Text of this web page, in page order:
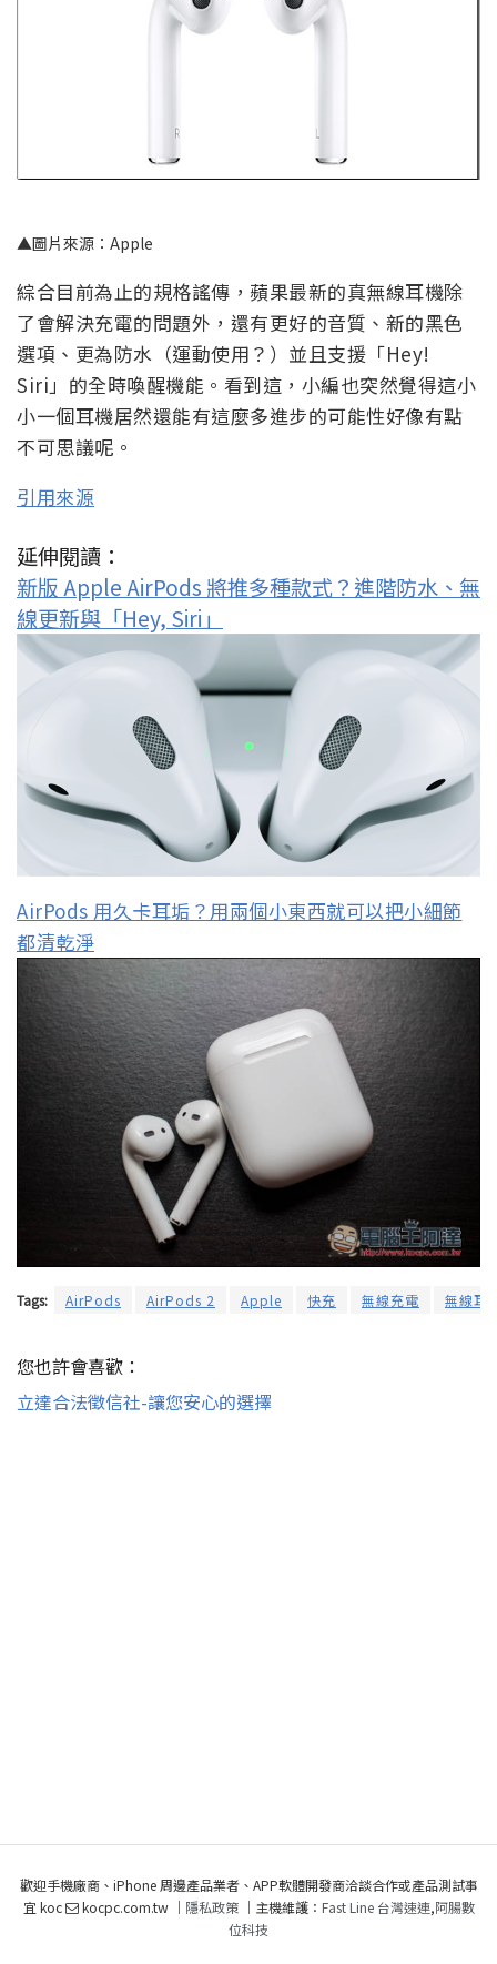
▲圖片來源：Apple
綜合目前為止的規格謠傳，蘋果最新的真無線耳機除
了會解決充電的問題外，還有更好的音質、新的黑色
選項、更為防水（運動使用？）並且支援「Hey!
Siri」的全時喚醒機能。看到這，小編也突然覺得這小
小一個耳機居然還能有這麼多進步的可能性好像有點
不可思議呢。
引用來源
延伸閱讀：
新版 Apple AirPods 將推多種款式？進階防水、無
線更新與「Hey, Siri」
AirPods 用久卡耳垢？用兩個小東西就可以把小細節
都清乾淨
Tags: AirPods AirPods 2 Apple 快充 無線充電 無線耳
您也許會喜歡：
立達合法徵信社-讓您安心的選擇
歡迎手機廠商、iPhone 周邊產品業者、APP軟體開發商洽談合作或產品測試事
宜 koc
kocpc.com.tw ｜ 隱私政策｜主機維護： Fast Line 台灣速連,阿腸數
位科技